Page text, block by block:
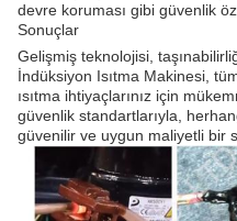
devre koruması gibi güvenlik
Sonuçlar
Gelişmiş teknolojisi,
İndüksiyon Isıtma Makinesi,
ısıtma ihtiyaçlarınız için
güvenlik standartlarıyla,
güvenilir ve uygun maliyetli bir